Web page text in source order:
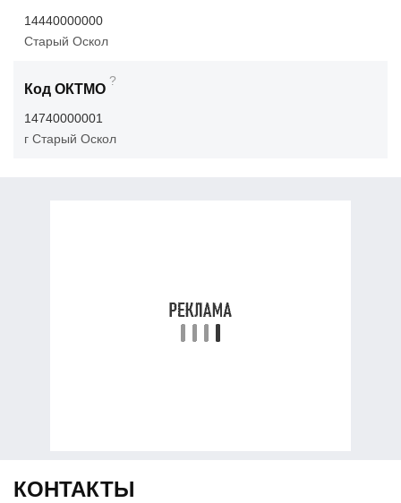
14440000000
Старый Оскол
Код ОКТМО
?
14740000001
г Старый Оскол
КОНТАКТЫ